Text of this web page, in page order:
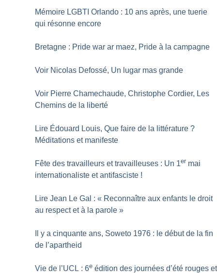
Mémoire LGBTI Orlando : 10 ans après, une tuerie
qui résonne encore
Bretagne : Pride war ar maez, Pride à la campagne
Voir Nicolas Defossé, Un lugar mas grande
Voir Pierre Chamechaude, Christophe Cordier, Les
Chemins de la liberté
Lire Édouard Louis, Que faire de la littérature ?
Méditations et manifeste
Fête des travailleurs et travailleuses : Un 1er mai
internationaliste et antifasciste !
Lire Jean Le Gal : « Reconnaître aux enfants le droit
au respect et à la parole »
Il y a cinquante ans, Soweto 1976 : le début de la fin
de l’apartheid
Vie de l’UCL : 6e édition des journées d’été rouges et